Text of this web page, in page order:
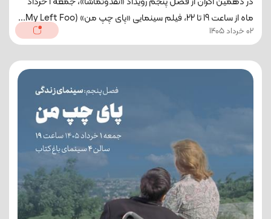
‌ماه از ساعت 19 تا 22، فیلم سینمایی «پای چپ من» (My Left Foo...
02 خرداد 1405